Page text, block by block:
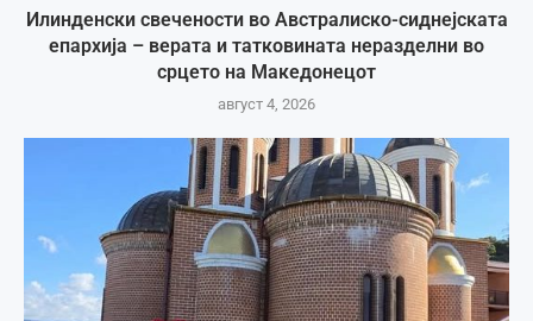
Илинденски свечености во Австралиско-сиднејската
епархија – верата и татковината неразделни во
срцето на Македонецот
август 4, 2026